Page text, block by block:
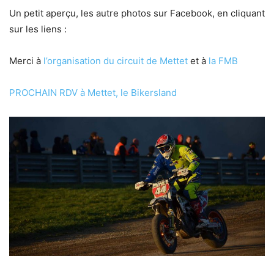
Un petit aperçu, les autre photos sur Facebook, en cliquant
sur les liens :
Merci à l’organisation du circuit de Mettet et à la FMB
PROCHAIN RDV à Mettet, le Bikersland